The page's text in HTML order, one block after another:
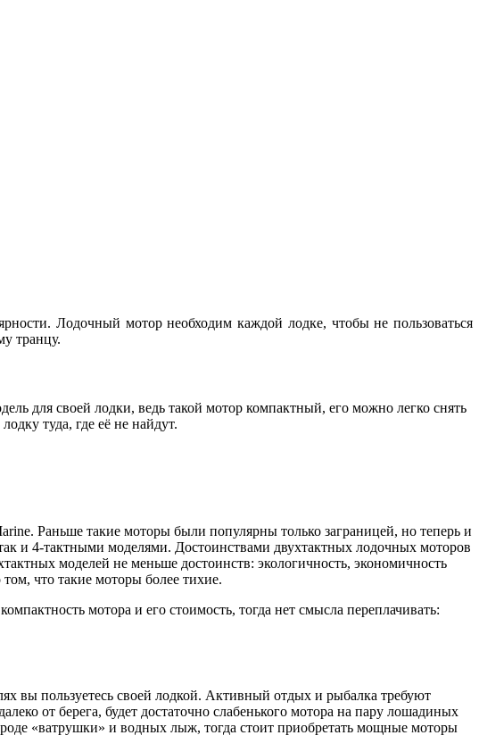
Лодочный мотор необходим каждой лодке, чтобы не пользоваться
транцу.
для своей лодки, ведь такой мотор компактный, его можно легко снять
туда, где её не найдут.
Раньше такие моторы были популярны только заграницей, но теперь и
и 4-тактными моделями. Достоинствами двухтактных лодочных моторов
моделей не меньше достоинств: экологичность, экономичность
что такие моторы более тихие.
мотора и его стоимость, тогда нет смысла переплачивать:
вы пользуетесь своей лодкой. Активный отдых и рыбалка требуют
от берега, будет достаточно слабенького мотора на пару лошадиных
«ватрушки» и водных лыж, тогда стоит приобретать мощные моторы